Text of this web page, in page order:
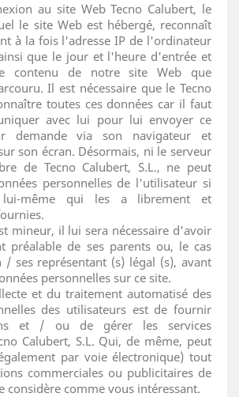
au site Web Tecno Calubert, le
le site Web est hébergé, reconnaît
à la fois l'adresse IP de l'ordinateur
que le jour et l'heure d'entrée et
contenu de notre site Web que
Il est nécessaire que le Tecno
toutes ces données car il faut
avec lui pour lui envoyer ce
demande via son navigateur et
son écran. Désormais, ni le serveur
de Tecno Calubert, S.L., ne peut
personnelles de l'utilisateur si
même qui les a librement et
mineur, il lui sera nécessaire d'avoir
préalable de ses parents ou, le cas
/ ses représentant (s) légal (s), avant
personnelles sur ce site.
et du traitement automatisé des
des utilisateurs est de fournir
et / ou de gérer les services
Calubert, S.L. Qui, de même, peut
par voie électronique) tout
commerciales ou publicitaires de
considère comme vous intéressant.